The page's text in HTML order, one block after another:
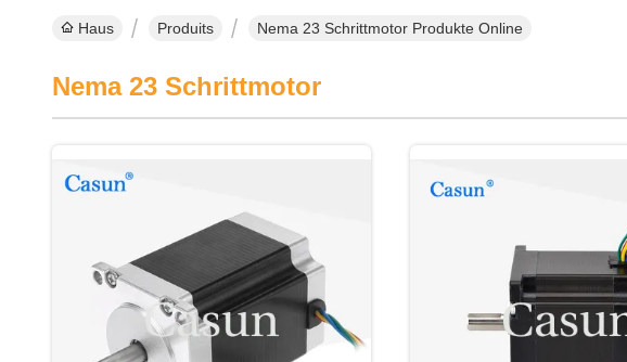
Haus Produits Nema 23 Schrittmotor Produkte Online
Nema 23 Schrittmotor